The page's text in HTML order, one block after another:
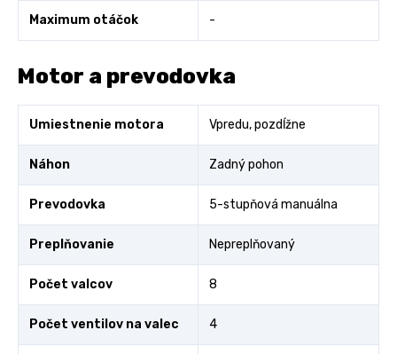
Maximum otáčok -
Motor a prevodovka
Umiestnenie motora Vpredu, pozdĺžne
Náhon Zadný pohon
Prevodovka 5-stupňová manuálna
Preplňovanie Nepreplňovaný
Počet valcov 8
Počet ventilov na valec 4